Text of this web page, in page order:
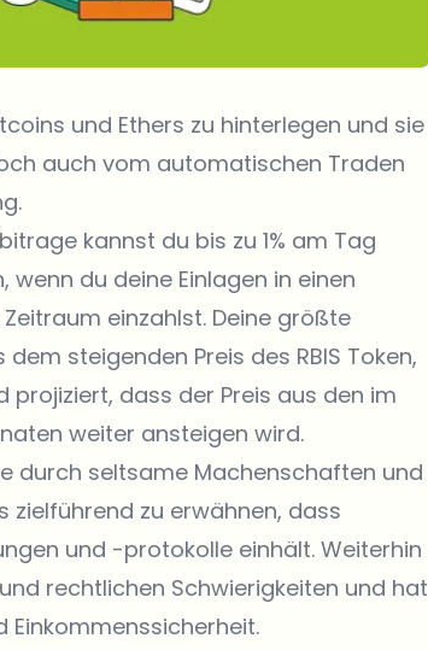
und Ethers zu hinterlegen und sie
auch vom automatischen Traden
kannst du bis zu 1% am Tag
du deine Einlagen in einen
einzahlst. Deine größte
steigenden Preis des RBIS Token,
projiziert, dass der Preis aus den im
weiter ansteigen wird.
durch seltsame Machenschaften und
zielführend zu erwähnen, dass
und -protokolle einhält. Weiterhin
rechtlichen Schwierigkeiten und hat
Einkommenssicherheit.